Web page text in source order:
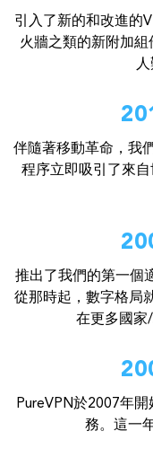
引入了新的和改進的
火牆之類的新附加
伴隨著移動革命，我
程序立即吸引了來
推出了我們的第一個
從那時起，數字格局
在更多國家
PureVPN於2007年
務。這一